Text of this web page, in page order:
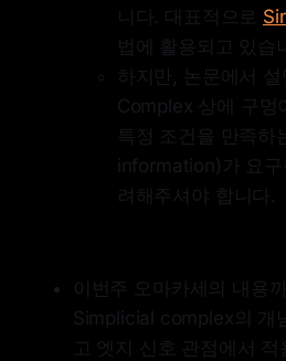
니다. 대표적으로
법에 활용되고 있습
하지만, 논문에서
Complex 상에 구멍
특정 조건을 만족하
information)가 요
려해주셔야 합니다.
이번주 오마카세의 내용
Simplicial complex의 개
고 엣지 신호 관점에서